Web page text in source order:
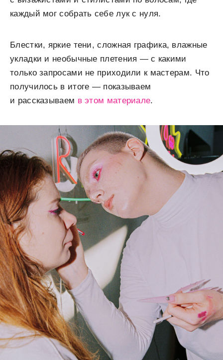
каждый мог собрать себе лук с нуля.
Блестки, яркие тени, сложная графика, влажные
укладки и необычные плетения — с какими
только запросами не приходили к мастерам. Что
получилось в итоге — показываем
и рассказываем в этом материале.